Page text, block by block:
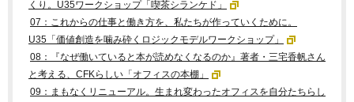
くり。U35ワークショップ「喫茶シランケド」
07：これからの仕事と働き方を、私たちが作っていくために。
U35「価値創造を噛み砕くロジックモデルワークショップ」
08：『なぜ働いていると本が読めなくなるのか』著者・三宅香帆さん
と考える、CFKらしい「オフィスの本棚」
09：まもなくリニューアル。生まれ変わったオフィスを自分たちらし